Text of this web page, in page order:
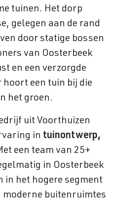
tuinen. Het dorp
gelegen aan de rand
door statige bossen
van Oosterbeek
en een verzorgde
hoort een tuin bij die
het groen.
uit Voorthuizen
in tuinontwerp,
een team van 25+
in Oosterbeek
in het hogere segment
buitenruimtes